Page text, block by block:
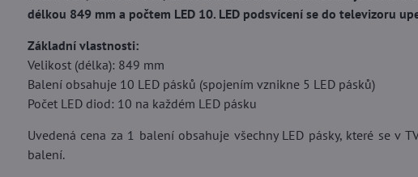
délkou 849 mm a počtem LED 10. LED podsvícení se do televizoru
Základní vlastnosti:
Velikost (délka): 849 mm
Balení obsahuje 10 LED pásků (spojením vznikne 5 LED pásků)
Počet LED diod: 10 na každém LED pásku
Uvedená cena za 1 balení obsahuje všechny LED pásky, které se v
balení.